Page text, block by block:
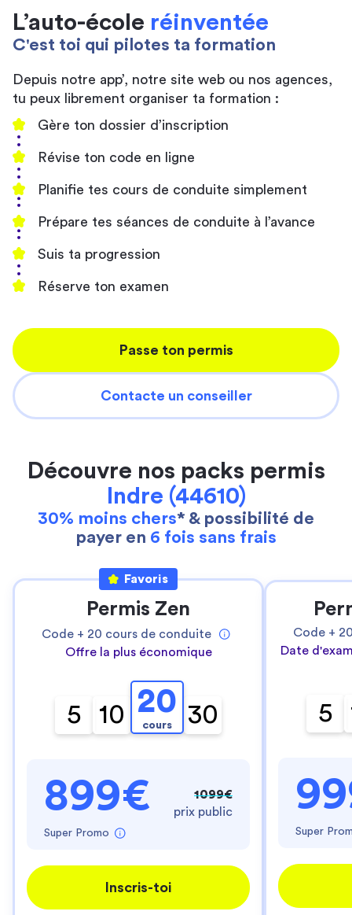
L’auto-école réinventée
C'est toi qui pilotes ta formation
Depuis notre app’, notre site web ou nos agences,
tu peux librement organiser ta formation :
Gère ton dossier d’inscription
Révise ton code en ligne
Planifie tes cours de conduite simplement
Prépare tes séances de conduite à l’avance
Suis ta progression
Réserve ton examen
Passe ton permis
Contacte un conseiller
Découvre nos packs permis
Indre (44610)
30% moins chers* & possibilité de
payer en 6 fois sans frais
Favoris
Permis Zen
Code + 20 cours de conduite
Offre la plus économique
5 10 20
cours 30
899€
Super Promo
1099€
prix public
Inscris-toi
Code +
Date
5
Super